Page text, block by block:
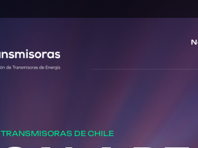
TRANSMISORAS DE CHILE